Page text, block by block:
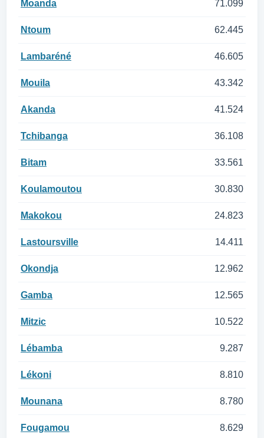
Moanda 71.099
Ntoum 62.445
Lambaréné 46.605
Mouila 43.342
Akanda 41.524
Tchibanga 36.108
Bitam 33.561
Koulamoutou 30.830
Makokou 24.823
Lastoursville 14.411
Okondja 12.962
Gamba 12.565
Mitzic 10.522
Lébamba 9.287
Lékoni 8.810
Mounana 8.780
Fougamou 8.629